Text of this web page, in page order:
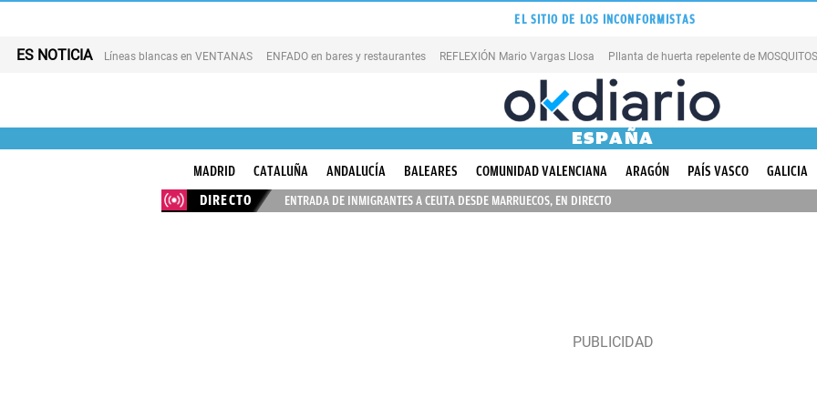
EL SITIO DE LOS INCONFORMISTAS
ES NOTICIA Líneas blancas en VENTANAS ENFADO en bares y restaurantes REFLEXIÓN Mario Vargas Llosa Pllanta de huerta repelente de MOSQUITOS
ESPAÑA
MADRID CATALUÑA ANDALUCÍA BALEARES COMUNIDAD VALENCIANA ARAGÓN PAÍS VASCO GALICIA
DIRECTO
ENTRADA DE INMIGRANTES A CEUTA DESDE MARRUECOS, EN DIRECTO